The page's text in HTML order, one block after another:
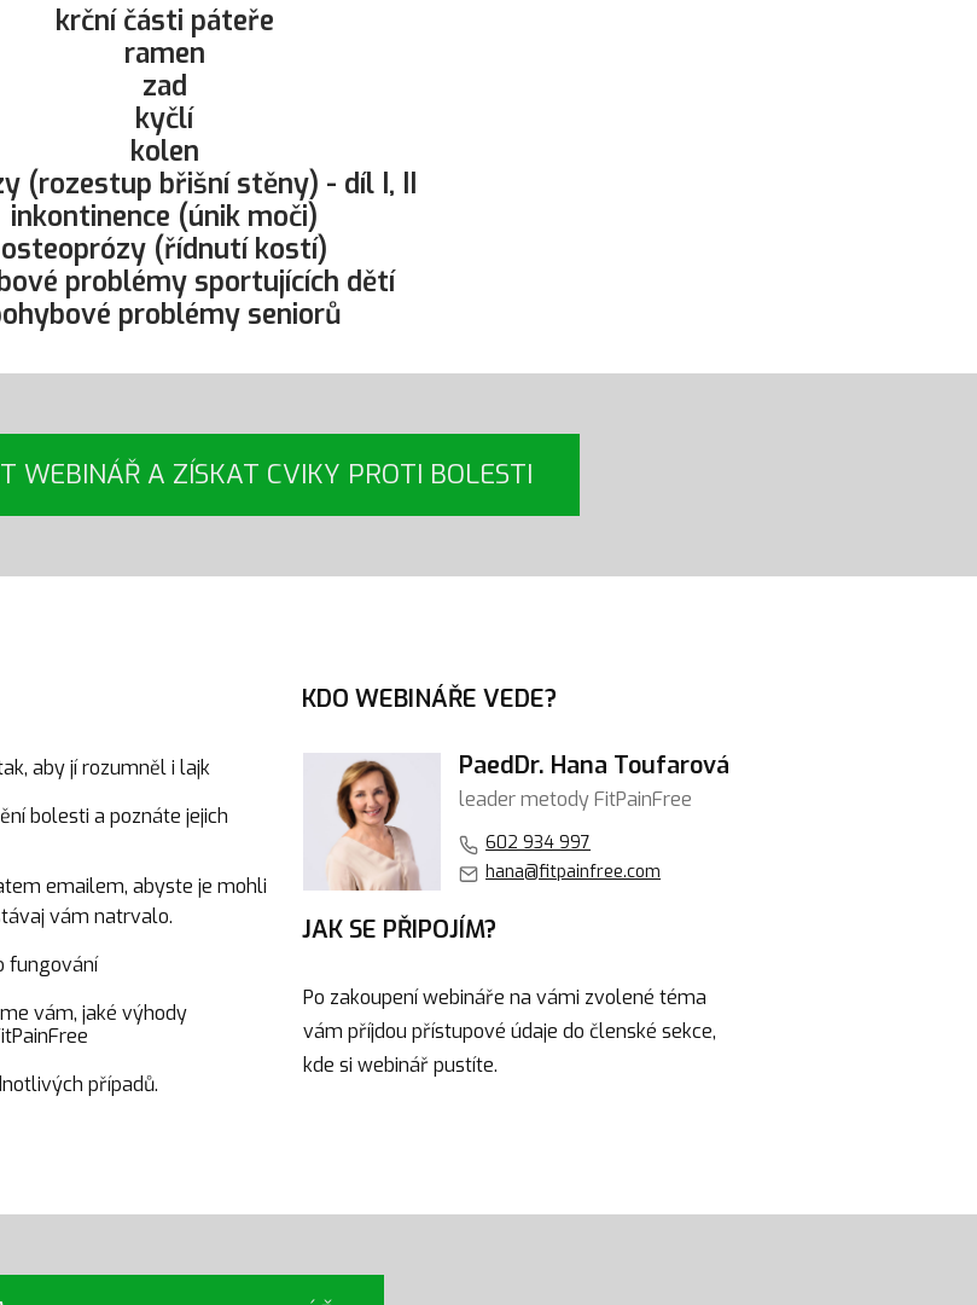
krční části páteře
ramen
zad
kyčlí
kolen
(rozestup břišní stěny) - díl I, II
inkontinence (únik moči)
osteoprózy (řídnutí kostí)
problémy sportujících dětí
problémy seniorů
WEBINÁŘ A ZÍSKAT CVIKY PROTI BOLESTI
aby jí rozumněl i lajk
bolesti a poznáte jejich
emailem, abyste je mohli
vám natrvalo.
fungování
vám, jaké výhody
případů.
KDO WEBINÁŘE VEDE?
PaedDr. Hana Toufarová
leader metody FitPainFree
602 934 997
hana@fitpainfree.com
JAK SE PŘIPOJÍM?
Po zakoupení webináře na vámi zvolené téma
vám příjdou přístupové údaje do členské sekce,
kde si webinář pustíte.